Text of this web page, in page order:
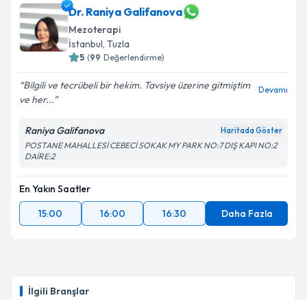
İlgili Branşlar
Dr. Raniya Galifanova
Mezoterapi
İstanbul, Tuzla
5 (99 Değerlendirme)
Bilgili ve tecrübeli bir hekim. Tavsiye üzerine gitmiştim
ve her...
Devamı
Raniya Galifanova Haritada Göster
POSTANE MAHALLESİ CEBECİ SOKAK MY PARK NO:7 DIŞ KAPI NO:2
DAİRE:2
En Yakın Saatler
15:00
16:00 16:30 Daha Fazla